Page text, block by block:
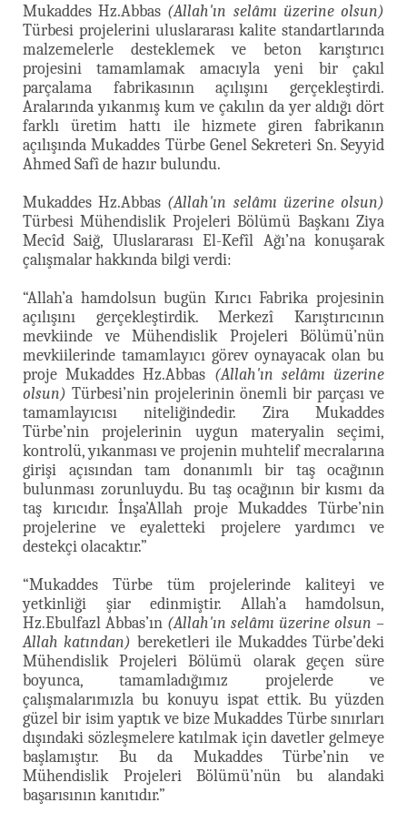
Mukaddes Hz.Abbas (Allah'ın selâmı üzerine olsun)
Türbesi projelerini uluslararası kalite standartlarında
malzemelerle desteklemek ve beton karıştırıcı
projesini tamamlamak amacıyla yeni bir çakıl
parçalama fabrikasının açılışını gerçekleştirdi.
Aralarında yıkanmış kum ve çakılın da yer aldığı dört
farklı üretim hattı ile hizmete giren fabrikanın
açılışında Mukaddes Türbe Genel Sekreteri Sn. Seyyid
Ahmed Safî de hazır bulundu.
Mukaddes Hz.Abbas (Allah'ın selâmı üzerine olsun)
Türbesi Mühendislik Projeleri Bölümü Başkanı Ziya
Mecîd Saiğ, Uluslararası El-Kefîl Ağı’na konuşarak
çalışmalar hakkında bilgi verdi:
“Allah’a hamdolsun bugün Kırıcı Fabrika projesinin
açılışını gerçekleştirdik. Merkezî Karıştırıcının
mevkiinde ve Mühendislik Projeleri Bölümü’nün
mevkiilerinde tamamlayıcı görev oynayacak olan bu
proje Mukaddes Hz.Abbas (Allah'ın selâmı üzerine
olsun) Türbesi’nin projelerinin önemli bir parçası ve
tamamlayıcısı niteliğindedir. Zira Mukaddes
Türbe’nin projelerinin uygun materyalin seçimi,
kontrolü, yıkanması ve projenin muhtelif mecralarına
girişi açısından tam donanımlı bir taş ocağının
bulunması zorunluydu. Bu taş ocağının bir kısmı da
taş kırıcıdır. İnşa’Allah proje Mukaddes Türbe’nin
projelerine ve eyaletteki projelere yardımcı ve
destekçi olacaktır.”
“Mukaddes Türbe tüm projelerinde kaliteyi ve
yetkinliği şiar edinmiştir. Allah’a hamdolsun,
Hz.Ebulfazl Abbas’ın (Allah'ın selâmı üzerine olsun –
Allah katından) bereketleri ile Mukaddes Türbe’deki
Mühendislik Projeleri Bölümü olarak geçen süre
boyunca, tamamladığımız projelerde ve
çalışmalarımızla bu konuyu ispat ettik. Bu yüzden
güzel bir isim yaptık ve bize Mukaddes Türbe sınırları
dışındaki sözleşmelere katılmak için davetler gelmeye
başlamıştır. Bu da Mukaddes Türbe’nin ve
Mühendislik Projeleri Bölümü’nün bu alandaki
başarısının kanıtıdır.”